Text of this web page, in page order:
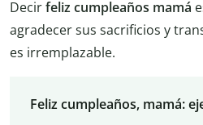
Decirfeliz cumpleaños mamá
agradecer sus sacrificios y
es irremplazable.
Feliz cumpleaños, mamá: